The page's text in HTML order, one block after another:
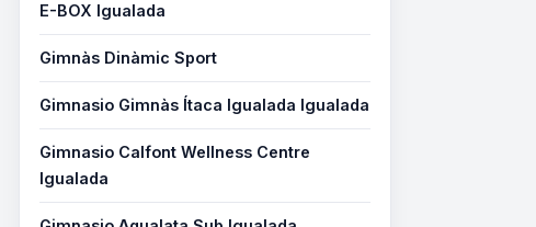
E-BOX Igualada
Gimnàs Dinàmic Sport
Gimnasio Gimnàs Ítaca Igualada Igualada
Gimnasio Calfont Wellness Centre
Igualada